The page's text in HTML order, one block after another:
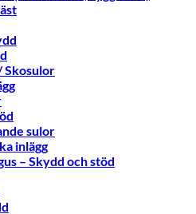
Skosulor
sulor
inlägg
– Skydd och stöd